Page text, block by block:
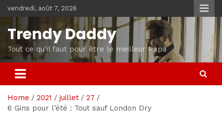
to
content
vendredi, août 7, 2026
Trendy Daddy
Tout ce qu'il faut pour être le meilleur Papa
Home 2021 juillet
27
6 Gins pour l’été : Tout sauf London Dry